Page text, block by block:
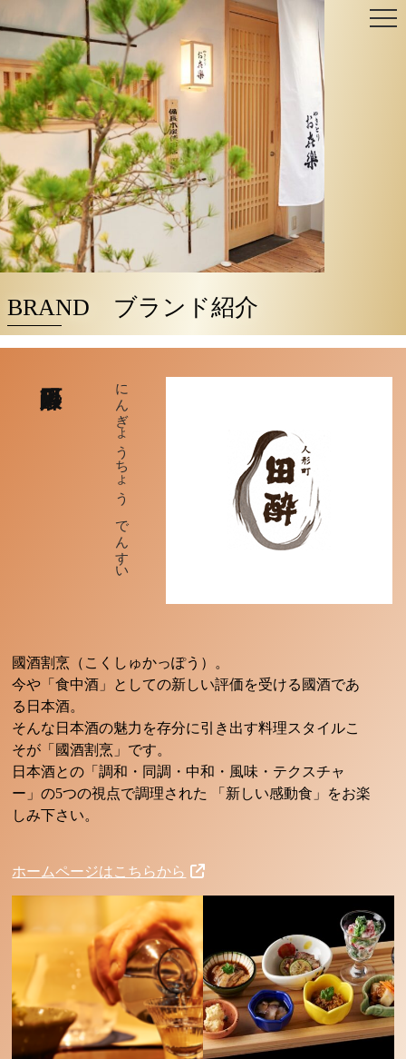
to
content
BRAND ブランド紹介
にんぎょうちょう でんすい
國酒割烹（こくしゅかっぽう）。
今や「食中酒」としての新しい評価を受ける國酒であ
る日本酒。
そんな日本酒の魅力を存分に引き出す料理スタイルこ
そが「國酒割烹」です。
日本酒との「調和・同調・中和・風味・テクスチャ
ー」の5つの視点で調理された 「新しい感動食」をお楽
しみ下さい。
ホームページはこちらから